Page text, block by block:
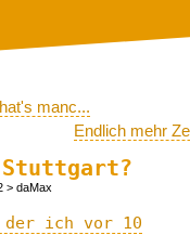
manc...
Endlich mehr
> daMax
der ich vor 10